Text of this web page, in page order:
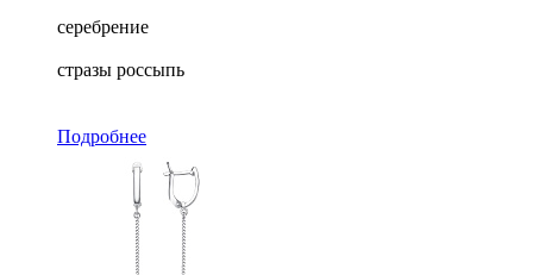
серебрение
стразы россыпь
Подробнее